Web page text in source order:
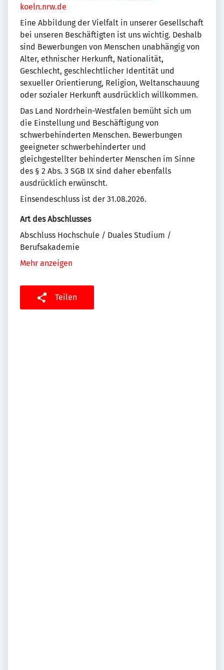
koeln.nrw.de
Eine Abbildung der Vielfalt in unserer Gesellschaft
bei unseren Beschäftigten ist uns wichtig. Deshalb
sind Bewerbungen von Menschen unabhängig von
Alter, ethnischer Herkunft, Nationalität,
Geschlecht, geschlechtlicher Identität und
sexueller Orientierung, Religion, Weltanschauung
oder sozialer Herkunft ausdrücklich willkommen.
Das Land Nordrhein-Westfalen bemüht sich um
die Einstellung und Beschäftigung von
schwerbehinderten Menschen. Bewerbungen
geeigneter schwerbehinderter und
gleichgestellter behinderter Menschen im Sinne
des § 2 Abs. 3 SGB IX sind daher ebenfalls
ausdrücklich erwünscht.
Einsendeschluss ist der 31.08.2026.
Art des Abschlusses
Abschluss Hochschule / Duales Studium /
Berufsakademie
Mehr anzeigen
Teilen